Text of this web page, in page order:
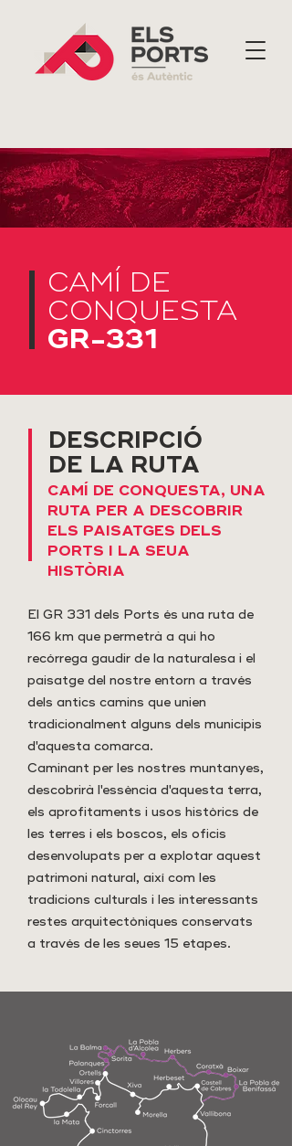
CAMÍ DE
CONQUESTA
GR-331
DESCRIPCIÓ
DE LA RUTA
CAMÍ DE CONQUESTA, UNA
RUTA PER A DESCOBRIR
ELS PAISATGES DELS
PORTS I LA SEUA
HISTÒRIA
El GR 331 dels Ports és una ruta de
166 km que permetrà a qui ho
recórrega gaudir de la naturalesa i el
paisatge del nostre entorn a través
dels antics camins que unien
tradicionalment alguns dels municipis
d'aquesta comarca.
Caminant per les nostres muntanyes,
descobrirà l'essència d'aquesta terra,
els aprofitaments i usos històrics de
les terres i els boscos, els oficis
desenvolupats per a explotar aquest
patrimoni natural, així com les
tradicions culturals i les interessants
restes arquitectòniques conservats
a través de les seues 15 etapes.